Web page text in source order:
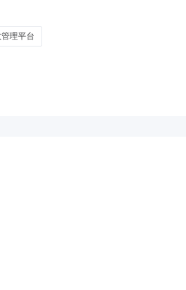
合信息平台开发服务项目预算：肆拾柒
理平台